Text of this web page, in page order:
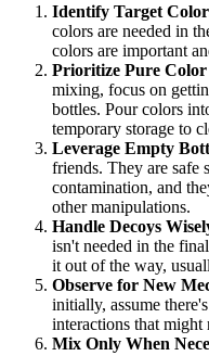
Identify Target
colors are needed in
colors are important
Prioritize Pure
mixing, focus on
bottles. Pour colors
temporary storage to
Leverage Empty
friends. They are safe
contamination, and
other manipulations.
Handle Decoys
isn't needed in the
it out of the way,
Observe for New
initially, assume
interactions that
Mix Only When